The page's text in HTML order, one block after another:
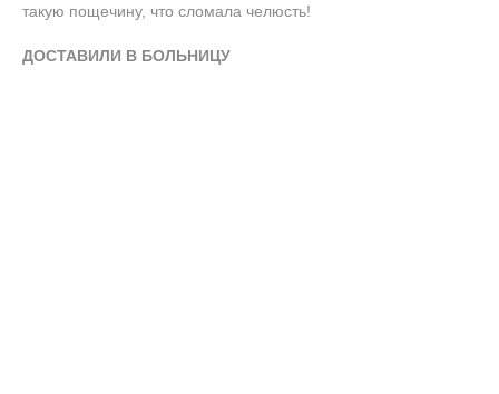
такую пощечину, что сломала челюсть!
ДОСТАВИЛИ В БОЛЬНИЦУ